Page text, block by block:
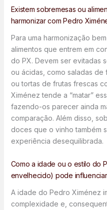
Existem sobremesas ou
harmonizar com Pedro
Para uma harmonização
alimentos que entrem em
do PX. Devem ser evitadas
ou ácidas, como saladas de
ou tortas de frutas frescas
Ximénez tende a “matar”
fazendo-os parecer ainda
comparação. Além disso,
doces que o vinho também
experiência desequilibrada.
Como a idade ou o estilo do
envelhecido) pode
A idade do Pedro Ximénez
complexidade e,